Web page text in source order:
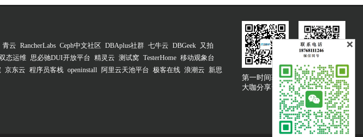
青云 RancherLabs Ceph中文社区 DBAplus社群 七牛云 DBGeek
又拍
态运维 思必驰DUI开放平台 精灵云 测试窝 TesterHome 移动观象台
京东云 程序员客栈 openinstall 阿里云天池平台 极客在线 浪潮云
新思
第一时间获取
大咖分享资讯
大咖说吐槽客服